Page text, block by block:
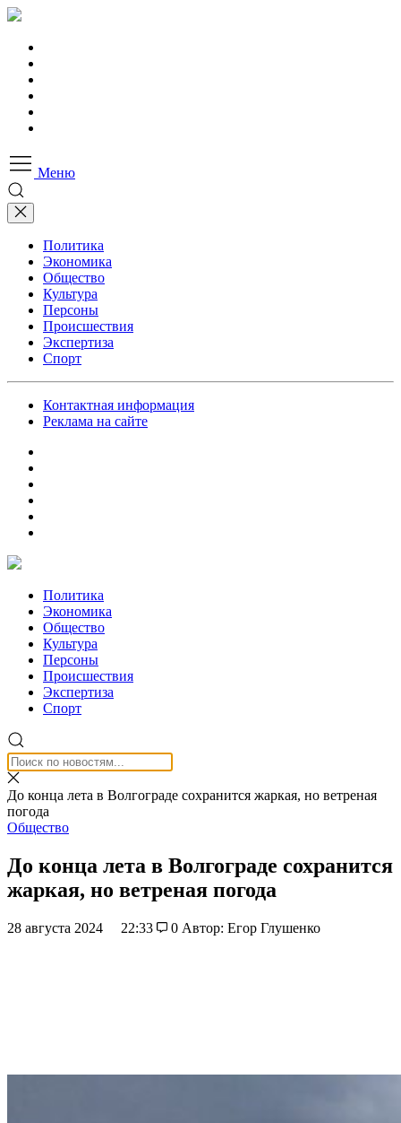
Меню
Политика
Экономика
Общество
Культура
Персоны
Происшествия
Экспертиза
Спорт
Контактная информация
Реклама на сайте
Политика
Экономика
Общество
Культура
Персоны
Происшествия
Экспертиза
Спорт
До конца лета в Волгограде сохранится жаркая, но ветреная
погода
Общество
До конца лета в Волгограде сохранится
жаркая, но ветреная погода
28 августа 2024 22:33 0 Автор: Егор Глушенко